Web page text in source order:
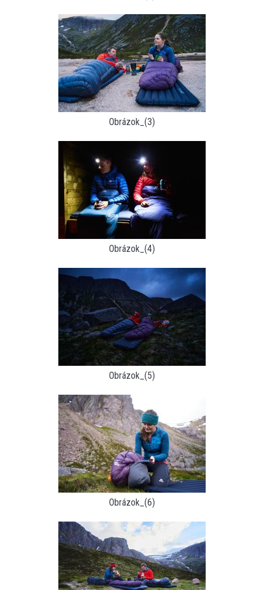
Obrázok_(3)
Obrázok_(4)
Obrázok_(5)
Obrázok_(6)